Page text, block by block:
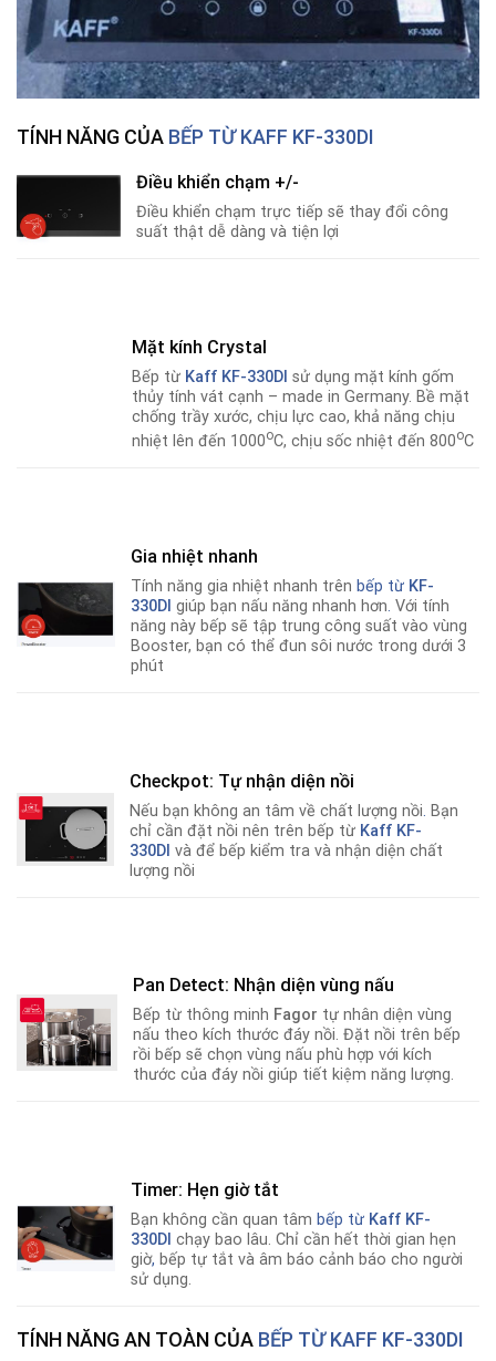
TÍNH NĂNG CỦA BẾP TỪ KAFF KF-330DI
Điều khiển chạm +/-
Điều khiển chạm trực tiếp sẽ thay đổi công
suất thật dễ dàng và tiện lợi
Mặt kính Crystal
Bếp từ Kaff KF-330DI sử dụng mặt kính gốm
thủy tính vát cạnh – made in Germany. Bề mặt
chống trầy xước, chịu lực cao, khả năng chịu
nhiệt lên đến 1000oC, chịu sốc nhiệt đến 800oC
Gia nhiệt nhanh
Tính năng gia nhiệt nhanh trên bếp từ KF-
330DI giúp bạn nấu năng nhanh hơn. Với tính
năng này bếp sẽ tập trung công suất vào vùng
Booster, bạn có thể đun sôi nước trong dưới 3
phút
Checkpot: Tự nhận diện nồi
Nếu bạn không an tâm về chất lượng nồi. Bạn
chỉ cần đặt nồi nên trên bếp từ Kaff KF-
330DI và để bếp kiểm tra và nhận diện chất
lượng nồi
Pan Detect: Nhận diện vùng nấu
Bếp từ thông minh Fagor tự nhân diện vùng
nấu theo kích thước đáy nồi. Đặt nồi trên bếp
rồi bếp sẽ chọn vùng nấu phù hợp với kích
thước của đáy nồi giúp tiết kiệm năng lượng.
Timer: Hẹn giờ tắt
Bạn không cần quan tâm bếp từ Kaff KF-
330DI chạy bao lâu. Chỉ cần hết thời gian hẹn
giờ, bếp tự tắt và âm báo cảnh báo cho người
sử dụng.
TÍNH NĂNG AN TOÀN CỦA BẾP TỪ KAFF KF-330DI